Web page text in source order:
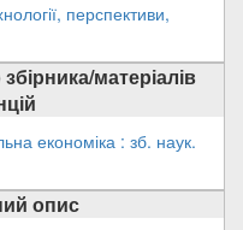
перспективи,
матеріалів
економіка : зб. наук.
опис